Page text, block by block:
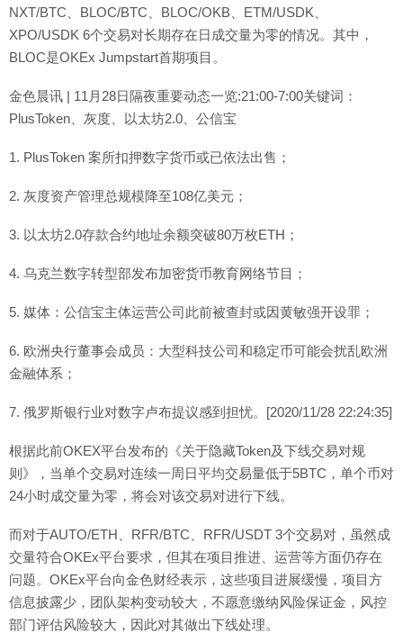
NXT/BTC、BLOC/BTC、BLOC/OKB、ETM/USDK、
XPO/USDK 6个交易对长期存在日成交量为零的情况。其中，
BLOC是OKEx Jumpstart首期项目。
金色晨讯 | 11月28日隔夜重要动态一览:21:00-7:00关键词：
PlusToken、灰度、以太坊2.0、公信宝
1. PlusToken 案所扣押数字货币或已依法出售；
2. 灰度资产管理总规模降至108亿美元；
3. 以太坊2.0存款合约地址余额突破80万枚ETH；
4. 乌克兰数字转型部发布加密货币教育网络节目；
5. 媒体：公信宝主体运营公司此前被查封或因黄敏强开设罪；
6. 欧洲央行董事会成员：大型科技公司和稳定币可能会扰乱欧洲
金融体系；
7. 俄罗斯银行业对数字卢布提议感到担忧。[2020/11/28 22:24:35]
根据此前OKEX平台发布的《关于隐藏Token及下线交易对规
则》，当单个交易对连续一周日平均交易量低于5BTC，单个币对
24小时成交量为零，将会对该交易对进行下线。
而对于AUTO/ETH、RFR/BTC、RFR/USDT 3个交易对，虽然成
交量符合OKEx平台要求，但其在项目推进、运营等方面仍存在
问题。OKEx平台向金色财经表示，这些项目进展缓慢，项目方
信息披露少，团队架构变动较大，不愿意缴纳风险保证金，风控
部门评估风险较大，因此对其做出下线处理。